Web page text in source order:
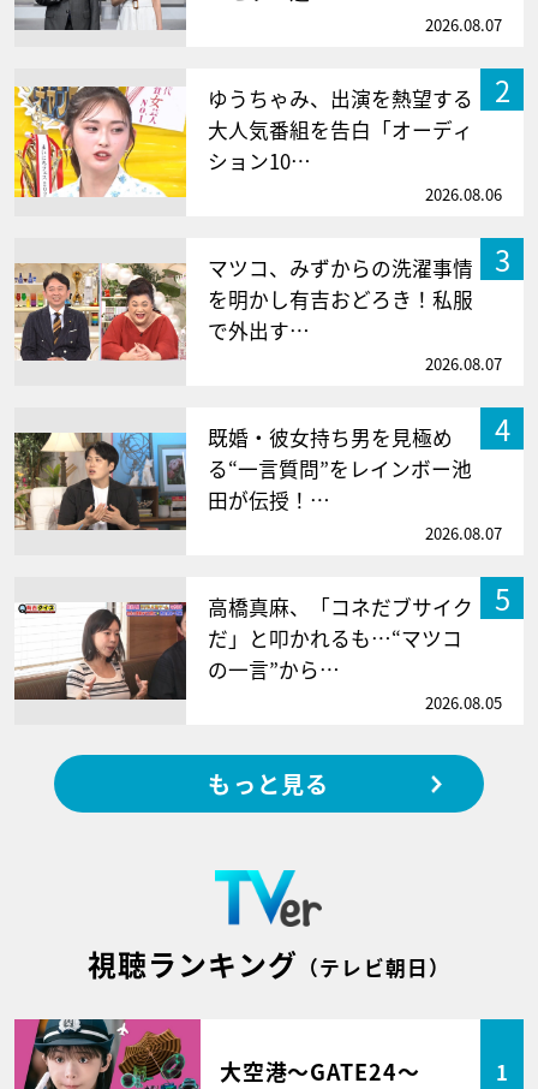
2026.08.07
2
ゆうちゃみ、出演を熱望する
大人気番組を告白「オーディ
ション10…
2026.08.06
3
マツコ、みずからの洗濯事情
を明かし有吉おどろき！私服
で外出す…
2026.08.07
4
既婚・彼女持ち男を見極め
る“一言質問”をレインボー池
田が伝授！…
2026.08.07
5
高橋真麻、「コネだブサイク
だ」と叩かれるも…“マツコ
の一言”から…
2026.08.05
もっと見る
視聴ランキング （テレビ朝日）
大空港～GATE24～ 1